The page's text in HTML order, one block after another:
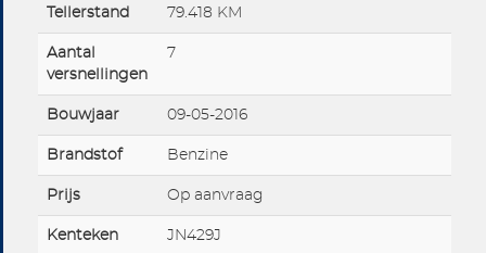
Tellerstand 79.418 KM
Aantal
versnellingen
7
Bouwjaar 09-05-2016
Brandstof Benzine
Prijs Op aanvraag
Kenteken JN429J